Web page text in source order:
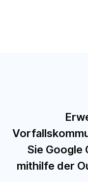
Sie Google
mithilfe der